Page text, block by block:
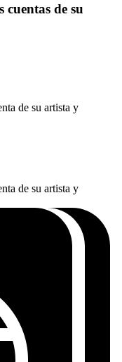
cuentas de su
de su artista y
de su artista y